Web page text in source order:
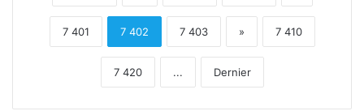
7 401 7 402 7 403 » 7 410
7 420 ... Dernier